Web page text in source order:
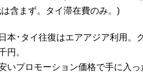
含まず。タイ滞在費のみ。)
本･タイ往復はエアアジア利用。
円。
いプロモーション価格で手に入っ